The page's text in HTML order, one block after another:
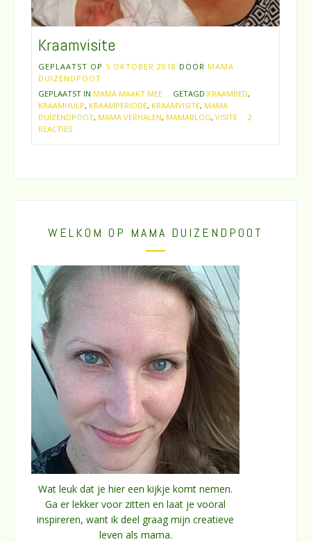
Kraamvisite
GEPLAATST OP 5 OKTOBER 2018 DOOR MAMA
DUIZENDPOOT
GEPLAATST IN MAMA MAAKT MEE GETAGD KRAAMBED,
KRAAMHULP, KRAAMPERIODE, KRAAMVISITE, MAMA
DUIZENDPOOT, MAMA VERHALEN, MAMABLOG, VISITE
2
REACTIES
WELKOM OP MAMA DUIZENDPOOT
Wat leuk dat je hier een kijkje komt nemen.
Ga er lekker voor zitten en laat je vooral
inspireren, want ik deel graag mijn creatieve
leven als mama.